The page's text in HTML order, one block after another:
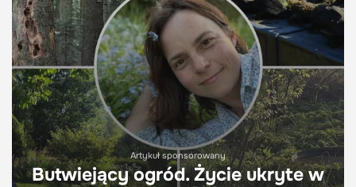
Artykuł sponsorowany
Butwiejący ogród. Życie ukryte w